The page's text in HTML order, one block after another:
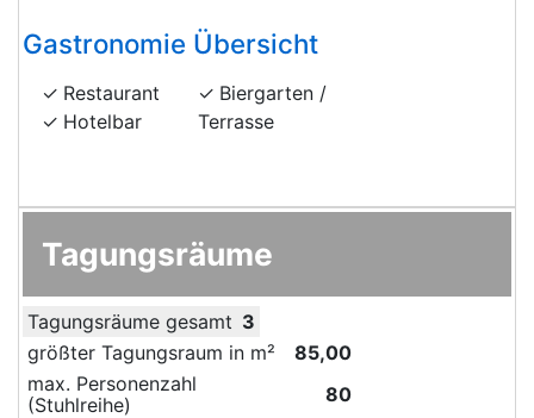
Gastronomie Übersicht
Restaurant
Hotelbar
Biergarten /
Terrasse
Tagungsräume
Tagungsräume gesamt 3
größter Tagungsraum in m²
85,00
max. Personenzahl
(Stuhlreihe)
80